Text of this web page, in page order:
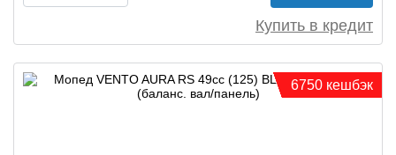
Купить в кредит
6750 кешбэк